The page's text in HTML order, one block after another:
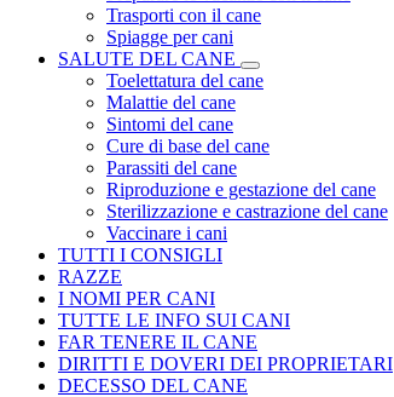
Trasporti con il cane
Spiagge per cani
SALUTE DEL CANE
Toelettatura del cane
Malattie del cane
Sintomi del cane
Cure di base del cane
Parassiti del cane
Riproduzione e gestazione del cane
Sterilizzazione e castrazione del cane
Vaccinare i cani
TUTTI I CONSIGLI
RAZZE
I NOMI PER CANI
TUTTE LE INFO SUI CANI
FAR TENERE IL CANE
DIRITTI E DOVERI DEI PROPRIETARI
DECESSO DEL CANE